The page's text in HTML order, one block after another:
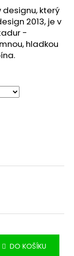
designu, který
2013, je v
-
hladkou
DO KOŠÍKU